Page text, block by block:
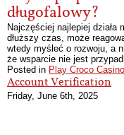
długofalowy?
Najczęściej najlepiej działa
dłuższy czas, może
wtedy myśleć o rozwoju, a
że wsparcie nie jest
Posted in Play Croco
Account Verification
Friday, June 6th, 2025